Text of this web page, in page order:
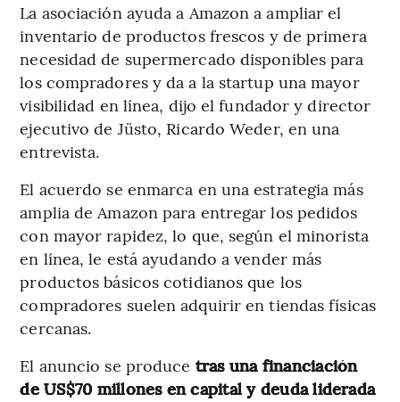
La asociación ayuda a Amazon a ampliar el
inventario de productos frescos y de primera
necesidad de supermercado disponibles para
los compradores y da a la startup una mayor
visibilidad en línea, dijo el fundador y director
ejecutivo de Jüsto, Ricardo Weder, en una
entrevista.
El acuerdo se enmarca en una estrategia más
amplia de Amazon para entregar los pedidos
con mayor rapidez, lo que, según el minorista
en línea, le está ayudando a vender más
productos básicos cotidianos que los
compradores suelen adquirir en tiendas físicas
cercanas.
El anuncio se produce tras una financiación
de US$70 millones en capital y deuda liderada